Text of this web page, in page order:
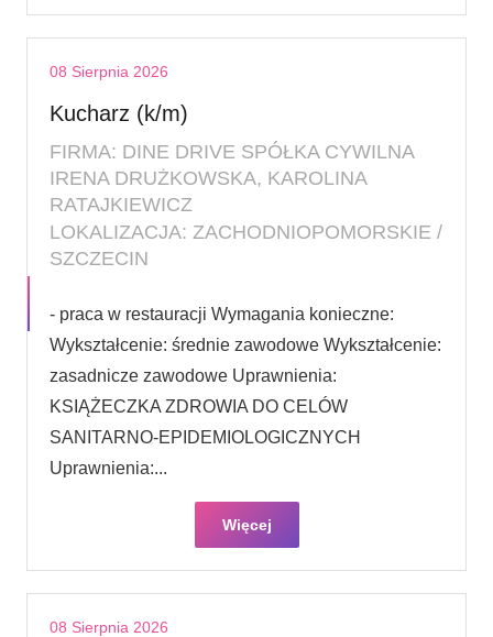
08 Sierpnia 2026
Kucharz (k/m)
FIRMA: DINE DRIVE SPÓŁKA CYWILNA
IRENA DRUŻKOWSKA, KAROLINA
RATAJKIEWICZ
LOKALIZACJA: ZACHODNIOPOMORSKIE /
SZCZECIN
- praca w restauracji Wymagania konieczne:
Wykształcenie: średnie zawodowe Wykształcenie:
zasadnicze zawodowe Uprawnienia:
KSIĄŻECZKA ZDROWIA DO CELÓW
SANITARNO-EPIDEMIOLOGICZNYCH
Uprawnienia:...
Więcej
08 Sierpnia 2026